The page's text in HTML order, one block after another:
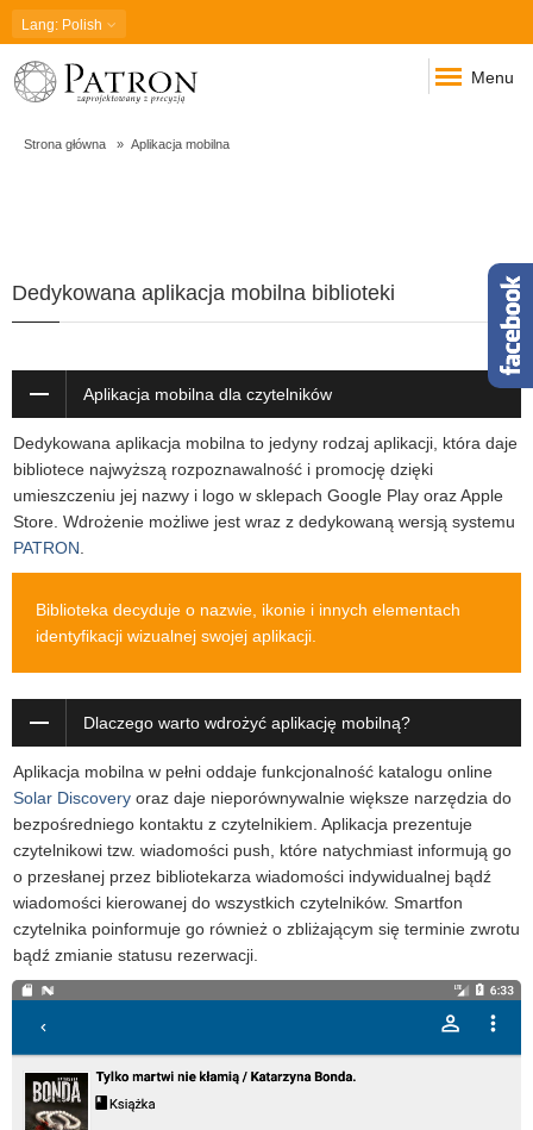
Lang: Polish
Menu
Strona główna Aplikacja mobilna
Aplikacja
mobilna
Dedykowana aplikacja mobilna biblioteki
Aplikacja mobilna dla czytelników
Dedykowana aplikacja mobilna to jedyny rodzaj aplikacji, która daje
bibliotece najwyższą rozpoznawalność i promocję dzięki
umieszczeniu jej nazwy i logo w sklepach Google Play oraz Apple
Store. Wdrożenie możliwe jest wraz z dedykowaną wersją systemu
PATRON
Biblioteka decyduje o nazwie, ikonie i innych elementach
identyfikacji wizualnej swojej aplikacji.
Dlaczego warto wdrożyć aplikację mobilną?
Aplikacja mobilna w pełni oddaje funkcjonalność katalogu online
Solar Discovery oraz daje nieporównywalnie większe narzędzia do
bezpośredniego kontaktu z czytelnikiem. Aplikacja prezentuje
czytelnikowi tzw. wiadomości push, które natychmiast informują go
o przesłanej przez bibliotekarza wiadomości indywidualnej bądź
wiadomości kierowanej do wszystkich czytelników. Smartfon
czytelnika poinformuje go również o zbliżającym się terminie zwrotu
bądź zmianie statusu rezerwacji.